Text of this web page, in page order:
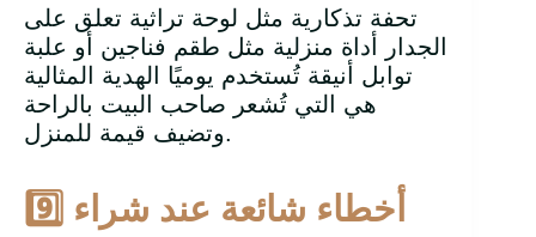
تحفة تذكارية مثل لوحة تراثية تعلق على
الجدار أداة منزلية مثل طقم فناجين أو علبة
توابل أنيقة تُستخدم يوميًا الهدية المثالية
هي التي تُشعر صاحب البيت بالراحة
وتضيف قيمة للمنزل.
9️ أخطاء شائعة عند شراء